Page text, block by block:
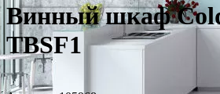
Винный шкаф
TBSF1